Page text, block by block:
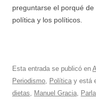
preguntarse el porqué
política y los políticos.
Esta entrada se publicó en
Periodismo, Política y está
dietas, Manuel Gracia,